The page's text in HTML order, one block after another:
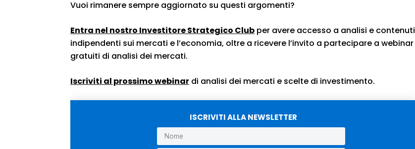
Vuoi rimanere sempre aggiornato su questi argomenti?
Entra nel nostro Investitore Strategico Club per avere accesso a analisi e contenuti
indipendenti sui mercati e l’economia, oltre a ricevere l’invito a partecipare a webinar
gratuiti di analisi dei mercati.
Iscriviti al prossimo webinar di analisi dei mercati e scelte di investimento.
ISCRIVITI ALLA NEWSLETTER